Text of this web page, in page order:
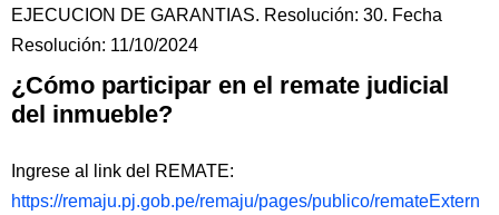
EJECUCION DE GARANTIAS. Resolución: 30. Fecha
Resolución: 11/10/2024
¿Cómo participar en el remate judicial
del inmueble?
Ingrese al link del REMATE:
https://remaju.pj.gob.pe/remaju/pages/publico/remateExtern